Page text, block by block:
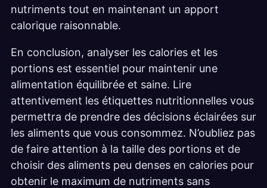
nutriments tout en maintenant un apport
calorique raisonnable.
En conclusion, analyser les calories et les
portions est essentiel pour maintenir une
alimentation équilibrée et saine. Lire
attentivement les étiquettes nutritionnelles vous
permettra de prendre des décisions éclairées sur
les aliments que vous consommez. N’oubliez pas
de faire attention à la taille des portions et de
choisir des aliments peu denses en calories pour
obtenir le maximum de nutriments sans